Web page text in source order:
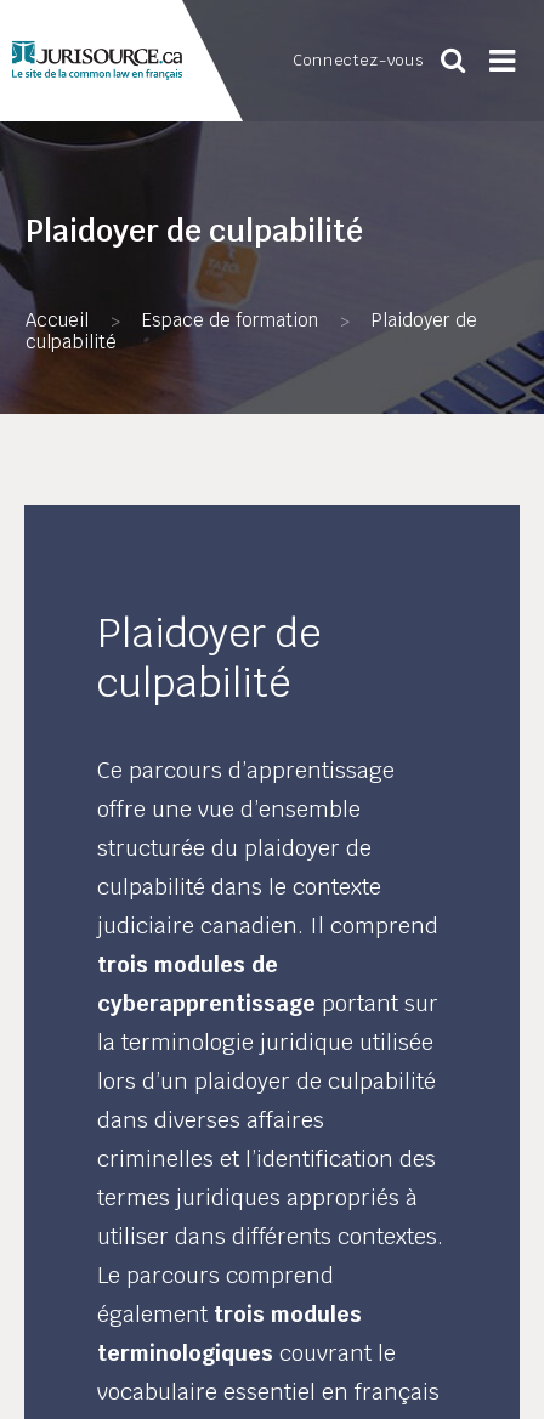
Connectez-vous
Plaidoyer de culpabilité
Accueil > Espace de formation >
Plaidoyer de
culpabilité
Plaidoyer de
culpabilité
Ce parcours d’apprentissage
offre une vue d’ensemble
structurée du plaidoyer de
culpabilité dans le contexte
judiciaire canadien. Il comprend
trois modules de
cyberapprentissage portant sur
la terminologie juridique utilisée
lors d’un plaidoyer de culpabilité
dans diverses affaires
criminelles et l’identification des
termes juridiques appropriés à
utiliser dans différents contextes.
Le parcours comprend
également trois modules
terminologiques couvrant le
vocabulaire essentiel en français